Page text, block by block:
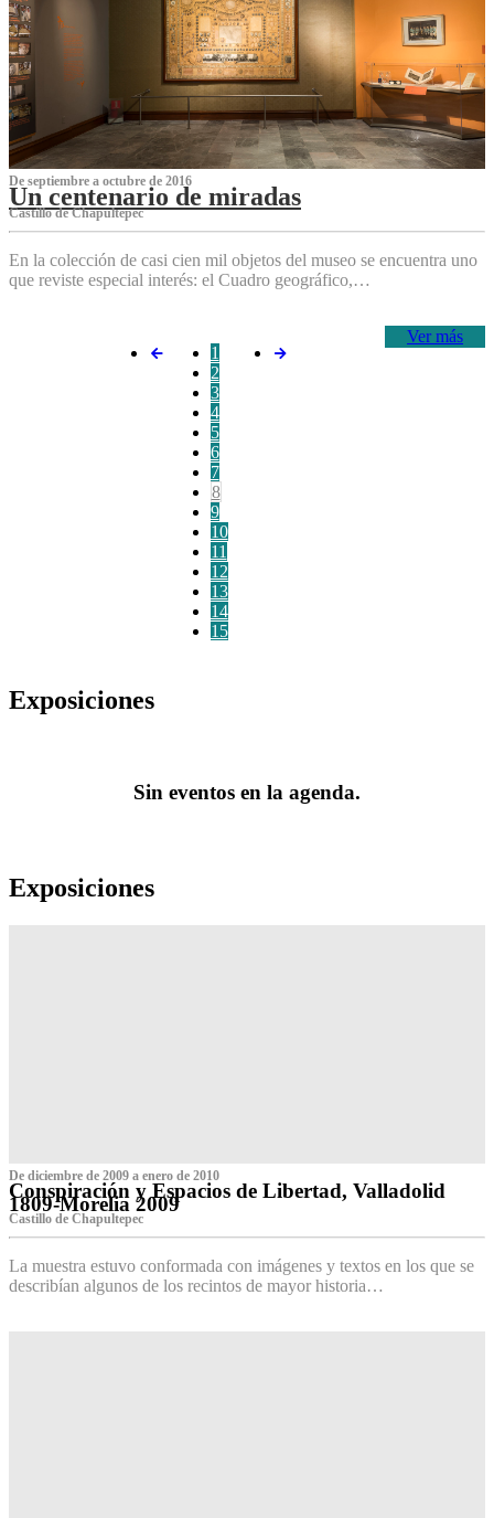
De septiembre a octubre de 2016
Un centenario de miradas
Castillo de Chapultepec
En la colección de casi cien mil objetos del museo se encuentra uno
que reviste especial interés: el Cuadro geográfico,…
Ver más
1
2
3
4
5
6
7
8
9
10
11
12
13
14
15
Exposiciones
Sin eventos en la agenda.
Exposiciones
De diciembre de 2009 a enero de 2010
Conspiración y Espacios de Libertad, Valladolid
1809-Morelia 2009
Castillo de Chapultepec
La muestra estuvo conformada con imágenes y textos en los que se
describían algunos de los recintos de mayor historia…